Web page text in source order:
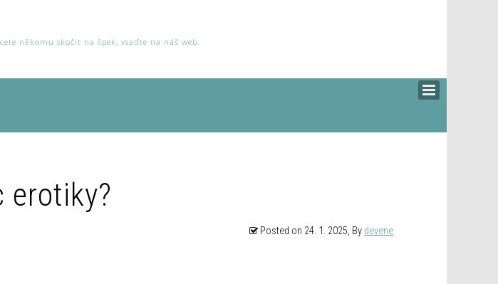
někomu skočit na špek, vsaďte na náš web.
erotiky?
Posted on 24. 1. 2025, By devene